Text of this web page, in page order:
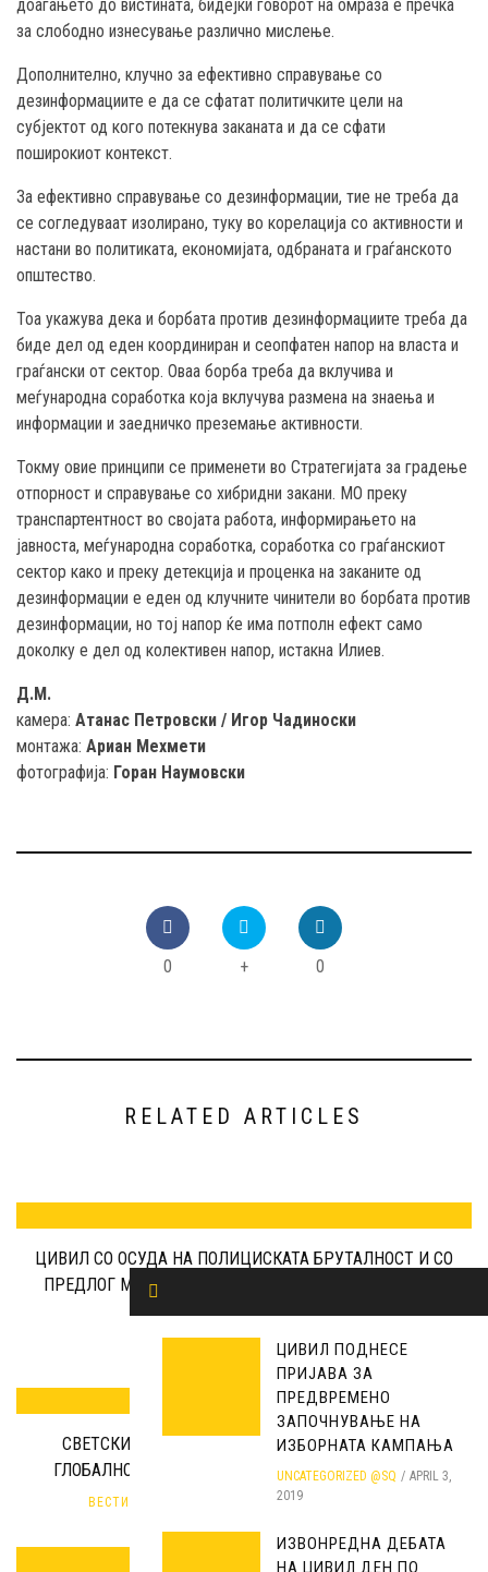
доаѓањето до вистината, бидејќи говорот на омраза е пречка
за слободно изнесување различно мислење.
Дополнително, клучно за ефективно справување со
дезинформациите е да се сфатат политичките цели на
субјектот од кого потекнува заканата и да се сфати
поширокиот контекст.
За ефективно справување со дезинформации, тие не треба да
се согледуваат изолирано, туку во корелација со активности и
настани во политиката, економијата, одбраната и граѓанското
општество.
Тоа укажува дека и борбата против дезинформациите треба да
биде дел од еден координиран и сеопфатен напор на власта и
граѓански от сектор. Оваа борба треба да вклучива и
меѓународна соработка која вклучува размена на знаења и
информации и заедничко преземање активности.
Токму овие принципи се применети во Стратегијата за градење
отпорност и справување со хибридни закани. МО преку
транспартентност во својата работа, информирањето на
јавноста, меѓународна соработка, соработка со граѓанскиот
сектор како и преку детекција и проценка на заканите од
дезинформации е еден од клучните чинители во борбата против
дезинформации, но тој напор ќе има потполн ефект само
доколку е дел од колективен напор, истакна Илиев.
Д.М.
камера: Атанас Петровски / Игор Чадиноски
монтажа: Ариан Мехмети
фотографија: Горан Наумовски
0 + 0
RELATED ARTICLES
ЦИВИЛ СО ОСУДА НА ПОЛИЦИСКАТА БРУТАЛНОСТ И СО
ПРЕДЛОГ МЕРКИ ЗА НАДМИНУВАЊЕ НА НАСИЛНИТЕ
ИНЦИДЕНТИ
ВЕСТИ SEPTEMBER 27, 2020
СВЕТСКИОТ ДЕН НА СЛОБОДА НА МЕДИУМИТЕ Е
ГЛОБАЛНО ОДБЕЛЕЖУВАЊЕ, А НЕ ЈАВЕН ПРАЗНИК
ВЕСТИ ГРАЃАНСКО НОВИНАРСТВО
ЦИВИЛ ПОДНЕСЕ
ПРИЈАВА ЗА
ПРЕДВРЕМЕНО
ЗАПОЧНУВАЊЕ НА
ИЗБОРНАТА КАМПАЊА
UNCATEGORIZED @SQ
APRIL 3,
2019
ИЗВОНРЕДНА ДЕБАТА
НА ЦИВИЛ ДЕН ПО